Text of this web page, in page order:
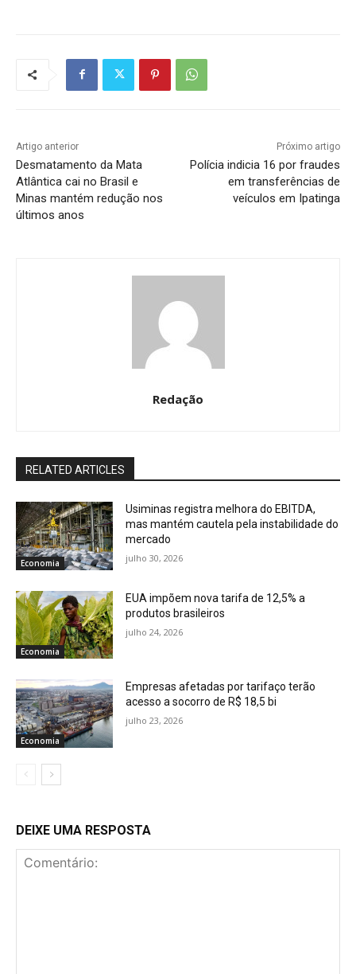
Artigo anterior
Desmatamento da Mata
Atlântica cai no Brasil e
Minas mantém redução nos
últimos anos
Próximo artigo
Polícia indicia 16 por fraudes
em transferências de
veículos em Ipatinga
Redação
RELATED ARTICLES
Economia
Usiminas registra melhora do EBITDA,
mas mantém cautela pela instabilidade do
mercado
julho 30, 2026
Economia
EUA impõem nova tarifa de 12,5% a
produtos brasileiros
julho 24, 2026
Economia
Empresas afetadas por tarifaço terão
acesso a socorro de R$ 18,5 bi
julho 23, 2026
DEIXE UMA RESPOSTA